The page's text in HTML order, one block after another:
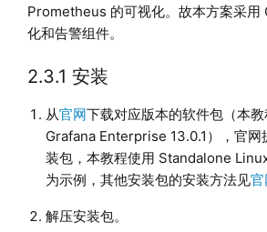
metrics_path: /
metrics_path: /
    relabel_configs:
- source_labels:
target_label:
Prometheus 的可视化。故本方案采用
化和告警组件。
2.3.1 安装
从官网下载对应版本的软件包（本
Grafana Enterprise 13.0.1），官网
装包，本教程使用 Standalone
为示例，其他安装包的安装方法见官
解压安装包。